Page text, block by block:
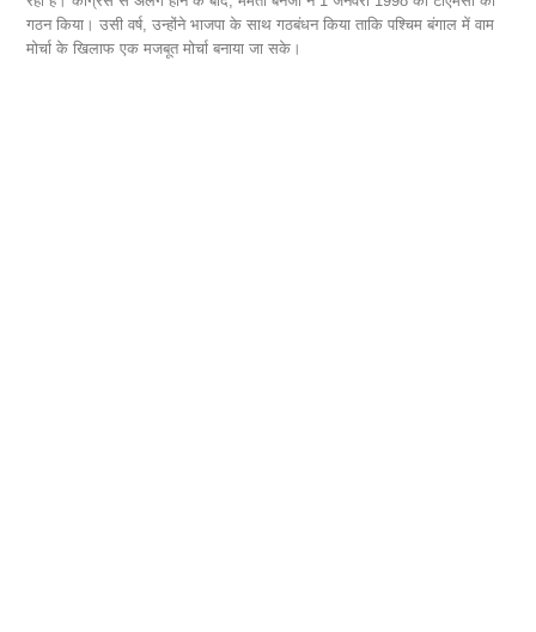
गठन किया। उसी वर्ष, उन्होंने भाजपा के साथ गठबंधन किया ताकि पश्चिम बंगाल में वाम
मोर्चा के खिलाफ एक मजबूत मोर्चा बनाया जा सके।